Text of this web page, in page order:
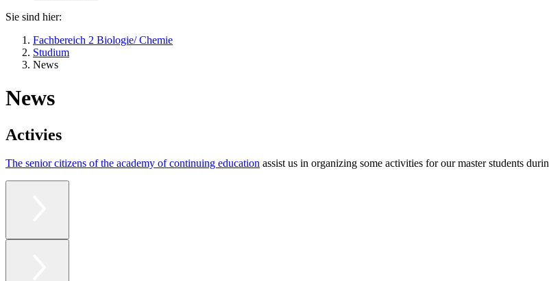
Sie sind hier:
Fachbereich 2 Biologie/ Chemie
Studium
News
News
Activies
The senior citizens of the academy of continuing education assist us in organizing some activities for our master students